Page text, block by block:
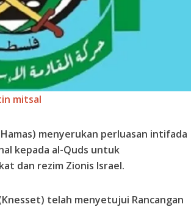
mitsal
menyerukan perluasan intifada
kepada al-Quds untuk
dan rezim Zionis Israel.
telah menyetujui Rancangan